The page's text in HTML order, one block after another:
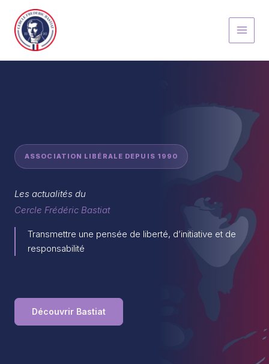
contenu
ASSOCIATION LIBÉRALE DEPUIS 1990
Les actualités du
Cercle Frédéric Bastiat
Transmettre une pensée de liberté, d’initiative et de
responsabilité
Découvrir Bastiat